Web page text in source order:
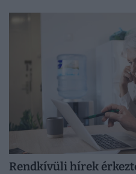
Rendkívüli hírek